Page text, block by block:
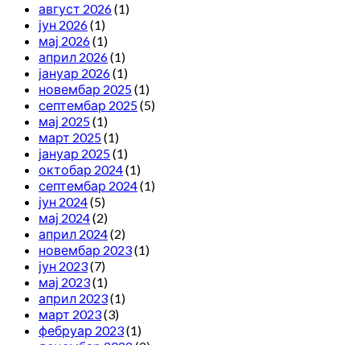
август 2026(1)
јун 2026(1)
мај 2026(1)
април 2026(1)
јануар 2026(1)
новембар 2025(1)
септембар 2025(5)
мај 2025(1)
март 2025(1)
јануар 2025(1)
октобар 2024(1)
септембар 2024(1)
јун 2024(5)
мај 2024(2)
април 2024(2)
новембар 2023(1)
јун 2023(7)
мај 2023(1)
април 2023(1)
март 2023(3)
фебруар 2023(1)